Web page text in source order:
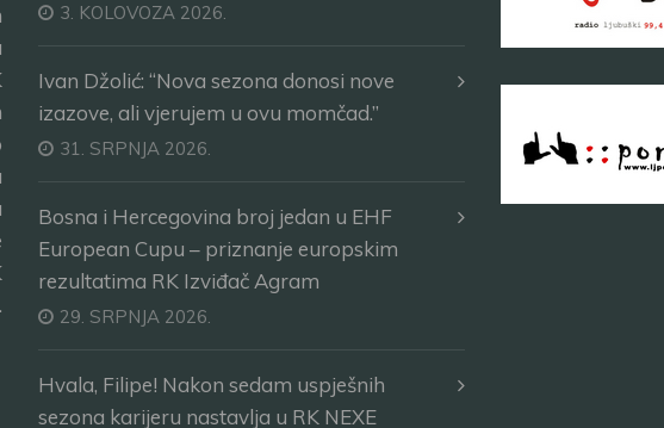
3. KOLOVOZA 2026.
Ivan Džolić: “Nova sezona donosi nove
izazove, ali vjerujem u ovu momčad.”
31. SRPNJA 2026.
Bosna i Hercegovina broj jedan u EHF
European Cupu – priznanje europskim
rezultatima RK Izviđač Agram
29. SRPNJA 2026.
Hvala, Filipe! Nakon sedam uspješnih
sezona karijeru nastavlja u RK NEXE